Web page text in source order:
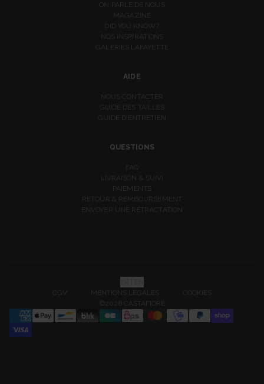
ON PARLE DE NOUS
MAGAZINE
DID YOU KNOW?
NOS INSPIRATIONS
GALERIES LAFAYETTE
AIDE
NOUS CONTACTER
GUIDE DES TAILLES
GUIDE D'ENTRETIEN
QUESTIONS
FAQ
LIVRAISON & SUIVI
PAIEMENTS
RETOUR & REMBOURSEMENT
ENVOYER UNE RÉTRACTATION
CGV
MENTIONS LÉGALES
COOKIES
©2026 CASTAFIORE